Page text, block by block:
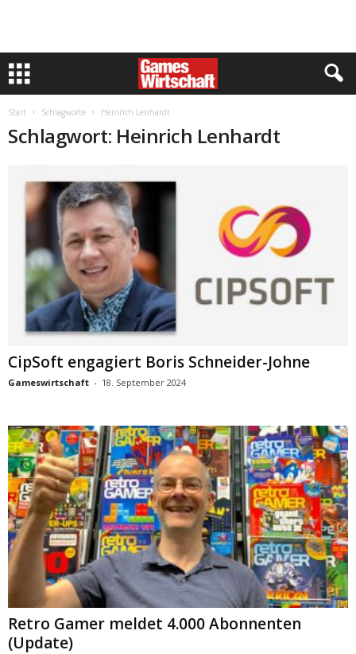
Start Schlagworte Heinrich Lenhardt
Schlagwort: Heinrich Lenhardt
CipSoft engagiert Boris Schneider-Johne
Gameswirtschaft - 18. September 2024
Retro Gamer meldet 4.000 Abonnenten
(Update)